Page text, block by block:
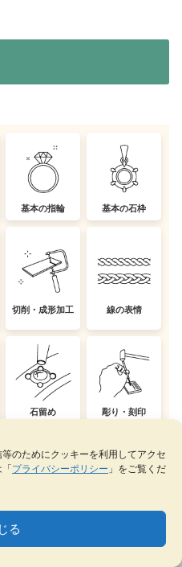
のためにクッキーを利用してアクセ
プライバシーポリシー 」をご覧くだ
る
基本の指輪 基本の石枠
切削・成形加工 線の表情
石留め 彫り・刻印